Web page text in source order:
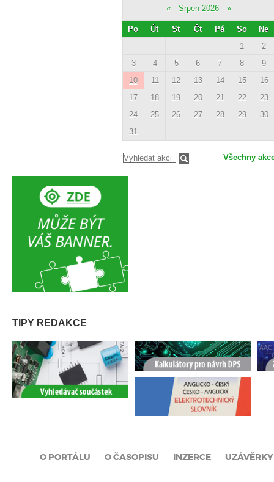
« Srpen 2026 »
Po Út St Čt Pá So
Ne
1
2
3
4 5 6 7 8
9
10
11 12 13 14 15
16
17
18 19 20 21 22
23
24
25 26 27 28 29
30
31
Všechny
TIPY REDAKCE
O PORTÁLU O ČASOPISU INZERCE UZÁVĚRKY